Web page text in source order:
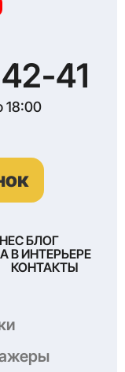
41
18:00
БЛОГ
В ИНТЕРЬЕРЕ
КОНТАКТЫ